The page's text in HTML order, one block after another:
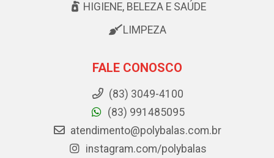
HIGIENE, BELEZA E SAÚDE
LIMPEZA
FALE CONOSCO
(83) 3049-4100
(83) 991485095
atendimento@polybalas.com.br
instagram.com/polybalas